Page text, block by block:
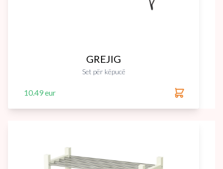
GREJIG
Set për këpucë
10.49 eur